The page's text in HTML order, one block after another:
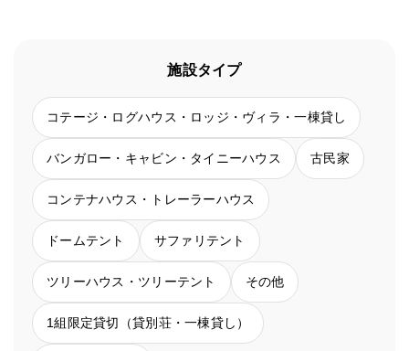
施設タイプ
コテージ・ログハウス・ロッジ・ヴィラ・一棟貸し
バンガロー・キャビン・タイニーハウス 古民家
コンテナハウス・トレーラーハウス
ドームテント サファリテント
ツリーハウス・ツリーテント その他
1組限定貸切（貸別荘・一棟貸し）